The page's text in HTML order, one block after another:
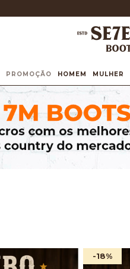
PROMOÇÃO HOMEM MULHER
-18%